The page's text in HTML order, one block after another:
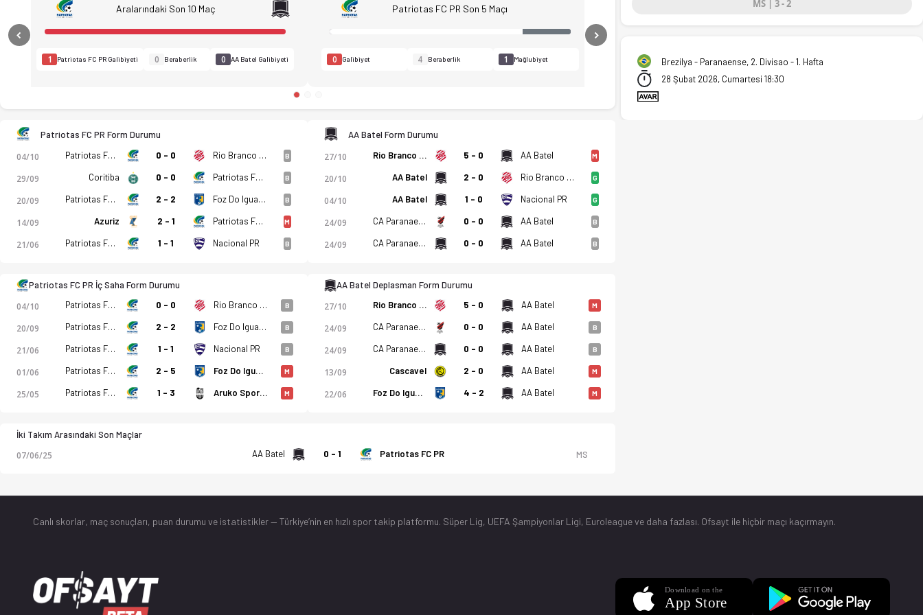
Patriotas FC PR - AA Batel 3-2 bitti. Gol anları, kadro, istatistikler, puan durumu ve iddaa oranları Ofsayt'ta. (28.02.2026)
Aralarındaki Son 10 Maç
1 Patriotas FC PR Galibiyeti 0 Beraberlik 0 AA Batel Galibiyeti
Patriotas FC PR Son 5 Maçı
0 Galibiyet 4 Beraberlik 1 Mağlubiyet
Previous Next
Patriotas FC PR Form Durumu
04/10 Patriotas FC PR 0 - 0 Rio Branco (PR) B
29/09 Coritiba 0 - 0 Patriotas FC PR B
20/09 Patriotas FC PR 2 - 2 Foz Do Iguacu PR B
14/09 Azuriz 2 - 1 Patriotas FC PR M
21/06 Patriotas FC PR 1 - 1 Nacional PR B
AA Batel Form Durumu
27/10 Rio Branco (PR) 5 - 0 AA Batel M
20/10 AA Batel 2 - 0 Rio Branco (PR) G
04/10 AA Batel 1 - 0 Nacional PR G
24/09 CA Paranaense 0 - 0 AA Batel B
24/09 CA Paranaense 0 - 0 AA Batel B
Patriotas FC PR İç Saha Form Durumu
04/10 Patriotas FC PR 0 - 0 Rio Branco (PR) B
20/09 Patriotas FC PR 2 - 2 Foz Do Iguacu PR B
21/06 Patriotas FC PR 1 - 1 Nacional PR B
01/06 Patriotas FC PR 2 - 5 Foz Do Iguacu PR M
25/05 Patriotas FC PR 1 - 3 Aruko Sports PR M
AA Batel Deplasman Form Durumu
27/10 Rio Branco (PR) 5 - 0 AA Batel M
24/09 CA Paranaense 0 - 0 AA Batel B
24/09 CA Paranaense 0 - 0 AA Batel B
13/09 Cascavel 2 - 0 AA Batel M
22/06 Foz Do Iguacu PR 4 - 2 AA Batel M
İki Takım Arasındaki Son Maçlar
07/06/25 AA Batel 0 - 1 Patriotas FC PR MS
MS | 3 - 2
Brezilya - Paranaense, 2. Divisao - 1. Hafta
28 Şubat 2026, Cumartesi 18:30
Canlı skorlar, maç sonuçları, puan durumu ve istatistikler — Türkiye’nin en hızlı spor takip platformu. Süper Lig, UEFA Şampiyonlar Ligi, Euroleague ve daha fazlası. Ofsayt ile hiçbir maçı kaçırmayın.